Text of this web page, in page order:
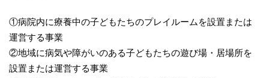
①病院内に療養中の子どもたちのプレイルームを設置または
運営する事業
②地域に病気や障がいのある子どもたちの遊び場・居場所を
設置または運営する事業